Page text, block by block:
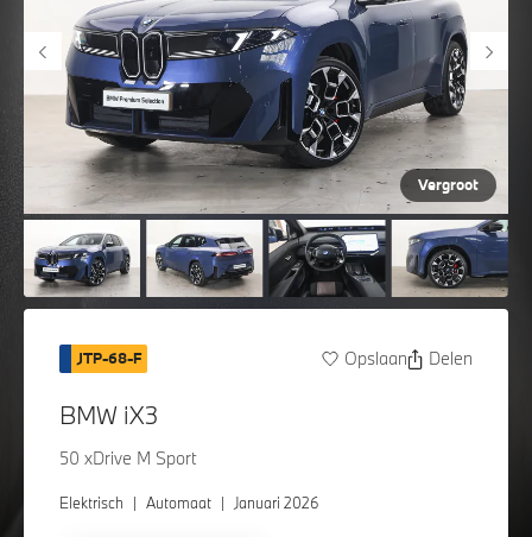
Vergroot
JTP-68-F Opslaan Delen
BMW iX3
50 xDrive M Sport
Elektrisch | Automaat | Januari 2026